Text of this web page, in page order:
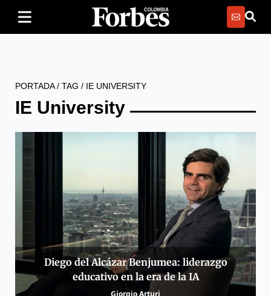
PORTADA/ TAG / IE UNIVERSITY
IE University
Diego del Alcázar Benjumea: liderazgo
educativo en la era de la IA
Giorgio Arturi